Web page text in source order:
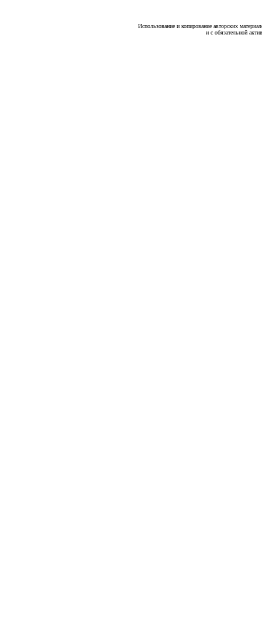
Использование и копирование авторских
и с обязательной